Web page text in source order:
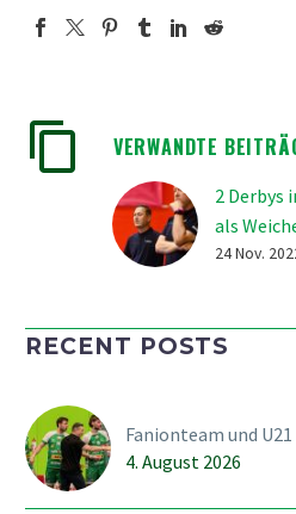
VERWANDTE
2 Derbys
als
24 Nov.
RECENT POSTS
Fanionteam und
4. August 2026